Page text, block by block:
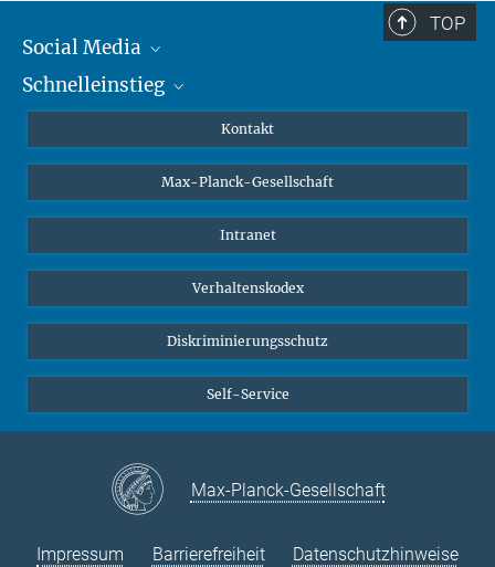
TOP
Social Media
Mastodon
Schnelleinstieg
Studierende
Schüler*innen
Öffentlichkeit
Alumnae | Alumni
Kontakt
Max-Planck-Gesellschaft
Intranet
Verhaltenskodex
Diskriminierungsschutz
Self-Service
Max-Planck-Gesellschaft
Impressum Barrierefreiheit Datenschutzhinweise